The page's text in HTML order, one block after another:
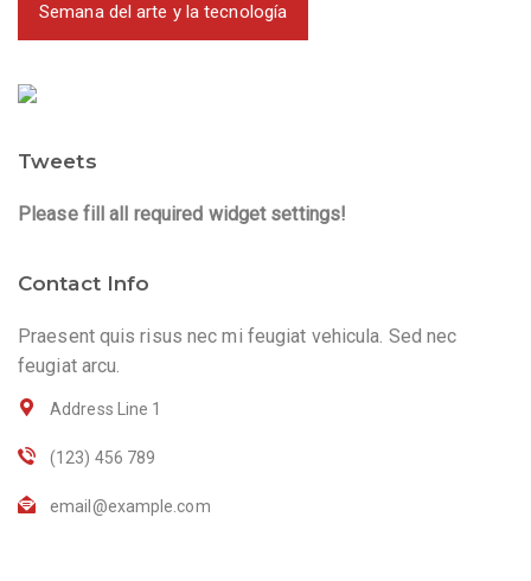
Semana del arte y la tecnología
Tweets
Please fill all required widget settings!
Contact Info
Praesent quis risus nec mi feugiat vehicula. Sed nec
feugiat arcu.
Address Line 1
(123) 456 789
email@example.com